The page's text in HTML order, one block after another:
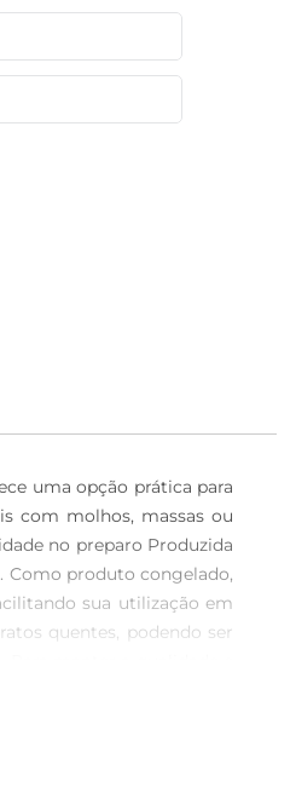
uma opção prática para
com molhos, massas ou
no preparo Produzida
Como produto congelado,
sua utilização em
quentes, podendo ser
congelados. Essa